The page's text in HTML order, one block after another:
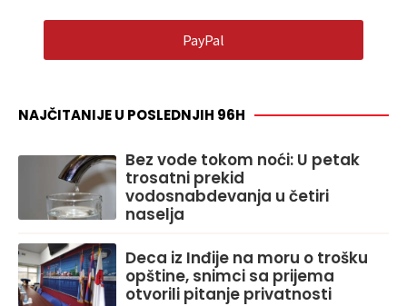
PayPal
NAJČITANIJE U POSLEDNJIH 96H
Bez vode tokom noći: U petak
trosatni prekid
vodosnabdevanja u četiri
naselja
Deca iz Inđije na moru o trošku
opštine, snimci sa prijema
otvorili pitanje privatnosti